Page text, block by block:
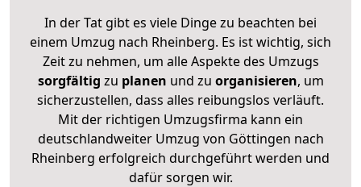
In der Tat gibt es viele Dinge zu beachten bei
einem Umzug nach Rheinberg. Es ist wichtig, sich
Zeit zu nehmen, um alle Aspekte des Umzugs
sorgfältig zu planen und zu organisieren, um
sicherzustellen, dass alles reibungslos verläuft.
Mit der richtigen Umzugsfirma kann ein
deutschlandweiter Umzug von Göttingen nach
Rheinberg erfolgreich durchgeführt werden und
dafür sorgen wir.